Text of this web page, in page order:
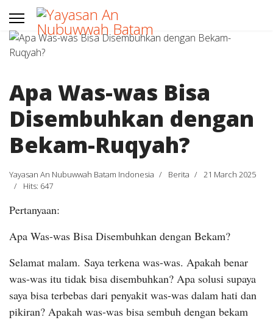
Apa Was-was Bisa
Disembuhkan dengan
Bekam-Ruqyah?
Yayasan An Nubuwwah Batam Indonesia Berita
21 March 2025
Hits: 647
Pertanyaan:
Apa Was-was Bisa Disembuhkan dengan Bekam?
Selamat malam. Saya terkena was-was. Apakah benar
was-was itu tidak bisa disembuhkan? Apa solusi supaya
saya bisa terbebas dari penyakit was-was dalam hati dan
pikiran? Apakah was-was bisa sembuh dengan bekam